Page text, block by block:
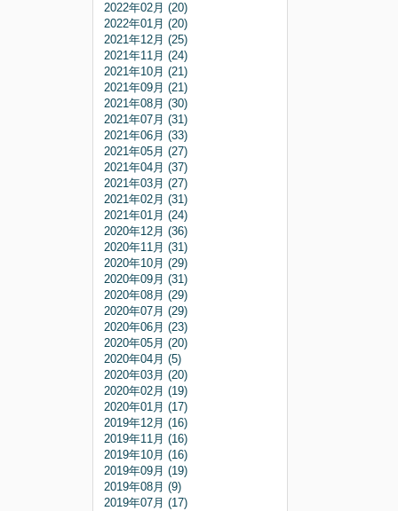
2022年02月 (20)
2022年01月 (20)
2021年12月 (25)
2021年11月 (24)
2021年10月 (21)
2021年09月 (21)
2021年08月 (30)
2021年07月 (31)
2021年06月 (33)
2021年05月 (27)
2021年04月 (37)
2021年03月 (27)
2021年02月 (31)
2021年01月 (24)
2020年12月 (36)
2020年11月 (31)
2020年10月 (29)
2020年09月 (31)
2020年08月 (29)
2020年07月 (29)
2020年06月 (23)
2020年05月 (20)
2020年04月 (5)
2020年03月 (20)
2020年02月 (19)
2020年01月 (17)
2019年12月 (16)
2019年11月 (16)
2019年10月 (16)
2019年09月 (19)
2019年08月 (9)
2019年07月 (17)